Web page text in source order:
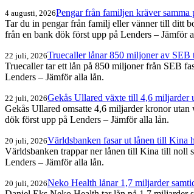
4 augusti, 2026Pengar från familjen kräver samma
Tar du in pengar från familj eller vänner till ditt
från en bank dök först upp på Lenders – Jämför
22 juli, 2026Truecaller lånar 850 miljoner av SEB
Truecaller tar ett lån på 850 miljoner från SEB
Lenders – Jämför alla lån.
22 juli, 2026Gekås Ullared växte till 4,6 miljarder
Gekås Ullared omsatte 4,6 miljarder kronor
dök först upp på Lenders – Jämför alla lån.
20 juli, 2026Världsbanken fasar ut lånen till Kina
Världsbanken trappar ner lånen till Kina till noll
Lenders – Jämför alla lån.
20 juli, 2026Neko Health lånar 1,7 miljarder